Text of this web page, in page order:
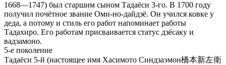
1668—1747) был старшим сыном Тадаёси 3-го. В 1700 году
получил почётное звание Оми-но-дайдзё. Он учился ковке у
деда, а потому и стиль его работ напоминает работы
Тадахиро. Его работам присваивается статус дзёсаку и
вадзамоно.
5-е поколение
Тадаёси 5-й (настоящее имя Хасимото Синдзаэмон橋本新左衛